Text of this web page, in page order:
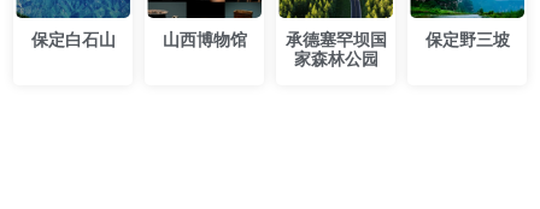
保定白石山 山西博物馆
承德塞罕坝国
家森林公园
保定野三坡